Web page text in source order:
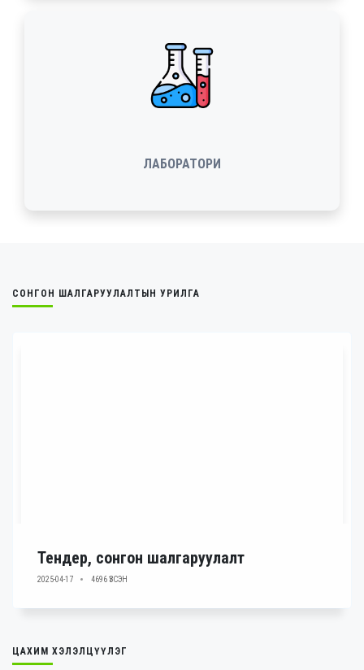
ЛАБОРАТОРИ
3 сар
СОНГОН ШАЛГАРУУЛАЛТЫН УРИЛГА
Тендер, сонгон шалгаруулалт
2025-04-17 4696 ҮЗСЭН
ЦАХИМ ХЭЛЭЛЦҮҮЛЭГ